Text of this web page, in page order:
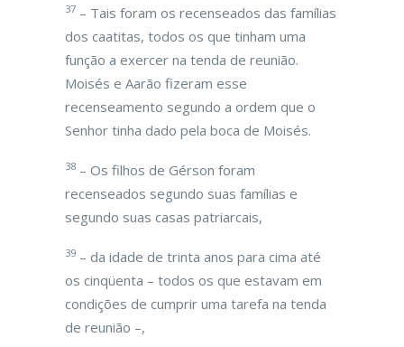
37 – Tais foram os recenseados das famílias
dos caatitas, todos os que tinham uma
função a exercer na tenda de reunião.
Moisés e Aarão fizeram esse
recenseamento segundo a ordem que o
Senhor tinha dado pela boca de Moisés.
38 – Os filhos de Gérson foram
recenseados segundo suas famílias e
segundo suas casas patriarcais,
39 – da idade de trinta anos para cima até
os cinqüenta – todos os que estavam em
condições de cumprir uma tarefa na tenda
de reunião –,